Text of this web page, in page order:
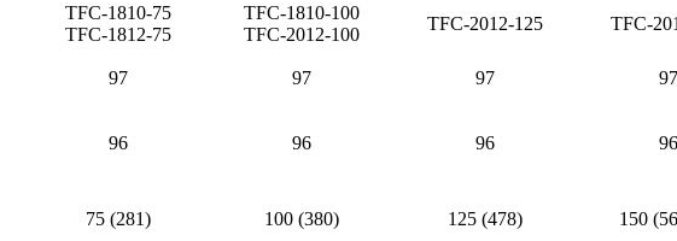
TFC-1810-75 TFC-1810-100
TFC-2012-125 TFC-
TFC-1812-75 TFC-2012-100
97 97 97 97
96 96 96 96
75 (281) 100 (380) 125 (478) 150